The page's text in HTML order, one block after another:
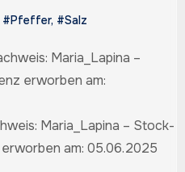
#Pfeffer, #Salz
Maria_Lapina – Stock-
am: 05.06.2025